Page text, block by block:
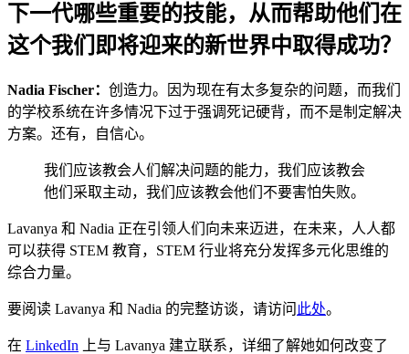
下一代哪些重要的技能，从而帮助他们在
这个我们即将迎来的新世界中取得成功？
Nadia Fischer： 创造力。因为现在有太多复杂的问题，而我们
的学校系统在许多情况下过于强调死记硬背，而不是制定解决
方案。还有，自信心。
我们应该教会人们解决问题的能力，我们应该教会
他们采取主动，我们应该教会他们不要害怕失败。
Lavanya 和 Nadia 正在引领人们向未来迈进，在未来，人人都
可以获得 STEM 教育，STEM 行业将充分发挥多元化思维的
综合力量。
要阅读 Lavanya 和 Nadia 的完整访谈，请访问 此处。
在 LinkedIn 上与 Lavanya 建立联系，详细了解她如何改变了